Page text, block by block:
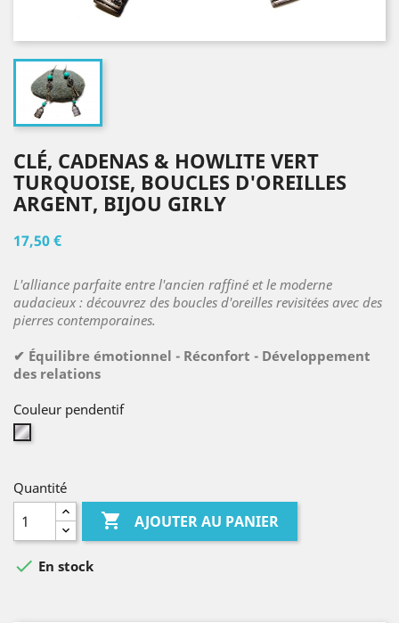
CLÉ, CADENAS & HOWLITE VERT
TURQUOISE, BOUCLES D'OREILLES
ARGENT, BIJOU GIRLY
17,50 €
L'alliance parfaite entre l'ancien raffiné et le moderne
audacieux : découvrez des boucles d'oreilles revisitées avec des
pierres contemporaines.
✔ Équilibre émotionnel - Réconfort - Développement
des relations
Couleur pendentif
Argent
Quantité
 AJOUTER AU PANIER
 En stock